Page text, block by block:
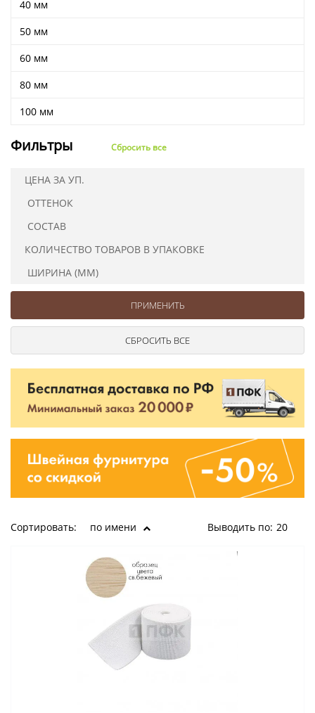
40 мм
50 мм
60 мм
80 мм
100 мм
Фильтры Сбросить все
ЦЕНА ЗА УП.
ОТТЕНОК
СОСТАВ
КОЛИЧЕСТВО ТОВАРОВ В УПАКОВКЕ
ШИРИНА (ММ)
Сортировать: по имени Выводить по: 20
Ушковые
Цепочки шарики с замком
Ткани
Сумочная фурнитура